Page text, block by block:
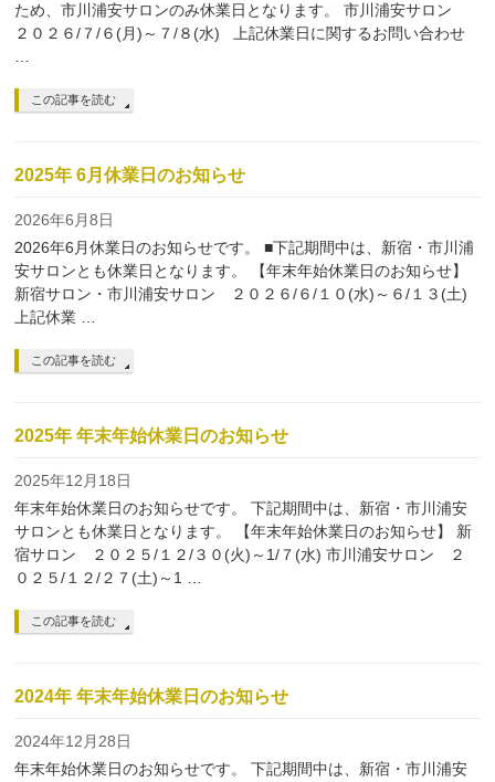
ため、市川浦安サロンのみ休業日となります。 市川浦安サロン
２０２６/７/６(月)～７/８(水) 上記休業日に関するお問い合わせ
…
この記事を読む
2025年 6月休業日のお知らせ
2026年6月8日
2026年6月休業日のお知らせです。 ■下記期間中は、新宿・市川浦
安サロンとも休業日となります。 【年末年始休業日のお知らせ】
新宿サロン・市川浦安サロン ２０２６/６/１０(水)～６/１３(土)
上記休業 …
この記事を読む
2025年 年末年始休業日のお知らせ
2025年12月18日
年末年始休業日のお知らせです。 下記期間中は、新宿・市川浦安
サロンとも休業日となります。 【年末年始休業日のお知らせ】 新
宿サロン ２０２５/１２/３０(火)～1/７(水) 市川浦安サロン ２
０２５/１２/２７(土)～1 …
この記事を読む
2024年 年末年始休業日のお知らせ
2024年12月28日
年末年始休業日のお知らせです。 下記期間中は、新宿・市川浦安